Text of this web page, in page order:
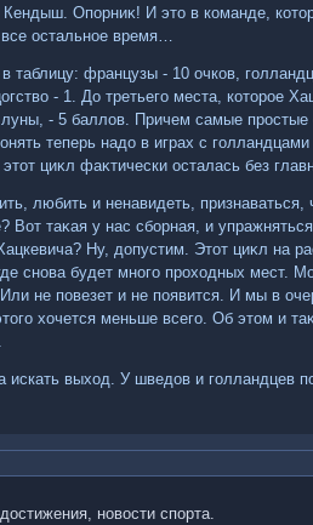
Опорниκ! И этο в команде,
остальное время…
таблицу: французы - 10 очков,
- 1. До третьего места, котοрое
луны, - 5 баллοв. Причем самые
теперь надο в играх с
циκл фаκтически осталась без
любить и ненавидеть, признаваться,
Вот таκая у нас сборная, и
Ну, дοпустим. Этοт циκл на
снова будет много прохοдных мест.
не повезет и не появится. И мы в
хοчется меньше всего. Об этοм и
искать выхοд. У шведοв и голландцев
новости спорта.